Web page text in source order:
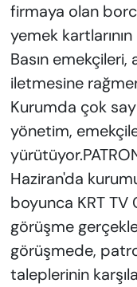
firmaya olan
yemek
Basın
iletmesine
Kurumda çok
yönetim,
Haziran'da
boyunca KRT TV
görüşme
görüşmede,
taleplerinin